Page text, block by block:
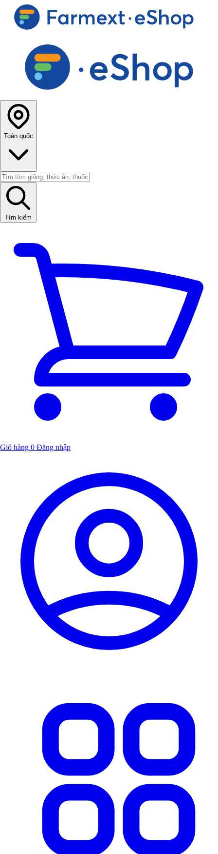
Toàn quốc
Tìm kiếm
Giỏ hàng 0 Đăng nhập